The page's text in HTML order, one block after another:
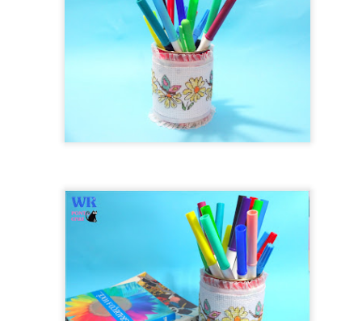
o arquivo em formato PDF, para que
extrair a resolução máxima e ampliar o
quiser,CLIQUE AQUI
Canal Youtube: http://bit.ly/WRartes
http://instagram.com/wagnner.reis
https://www.facebook.com/wagnerreisss
10th November 2023porWagner Reis
Marcadores:Freebie Cross Stitch Fácil Gráfico grátis